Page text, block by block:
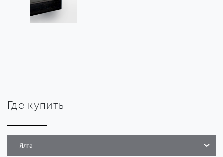
Где купить
Ялта